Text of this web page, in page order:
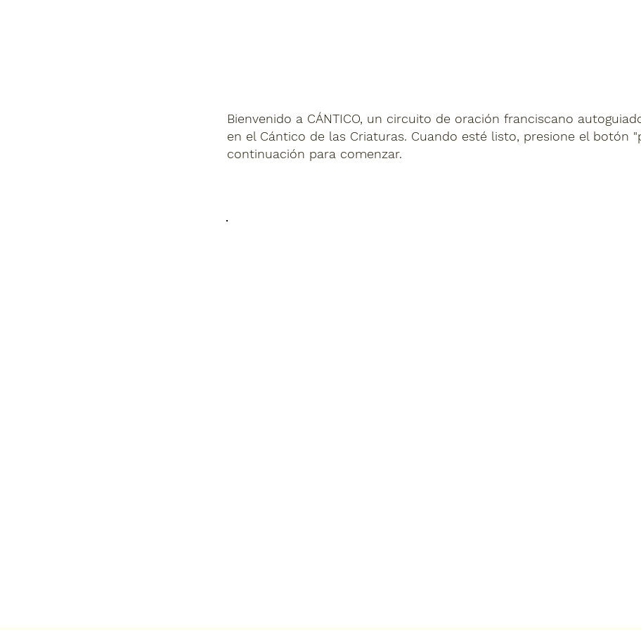
Bienvenido a CÁNTICO, un circuito de oración franciscano
en el Cántico de las Criaturas. Cuando esté listo, presione el botón
continuación para comenzar.